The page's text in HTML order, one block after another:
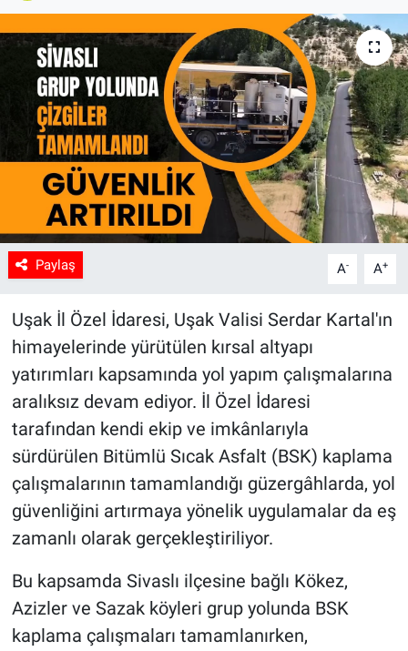
Paylaş A- A+
Uşak İl Özel İdaresi, Uşak Valisi Serdar Kartal'ın
himayelerinde yürütülen kırsal altyapı
yatırımları kapsamında yol yapım çalışmalarına
aralıksız devam ediyor. İl Özel İdaresi
tarafından kendi ekip ve imkânlarıyla
sürdürülen Bitümlü Sıcak Asfalt (BSK) kaplama
çalışmalarının tamamlandığı güzergâhlarda, yol
güvenliğini artırmaya yönelik uygulamalar da eş
zamanlı olarak gerçekleştiriliyor.
Bu kapsamda Sivaslı ilçesine bağlı Kökez,
Azizler ve Sazak köyleri grup yolunda BSK
kaplama çalışmaları tamamlanırken,
Spor
Uşak Haberleri